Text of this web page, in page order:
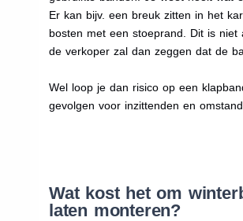
Er kan bijv. een breuk zitten in het
bosten met een stoeprand. Dit is niet
de verkoper zal dan zeggen dat de
Wel loop je dan risico op een
gevolgen voor inzittenden en
Wat kost het om
laten monteren?